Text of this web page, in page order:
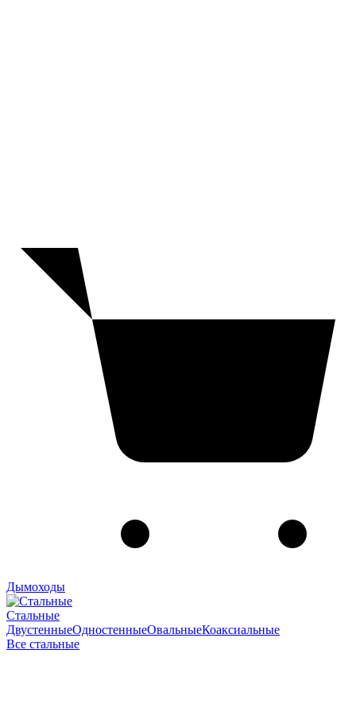
Дымоходы
Стальные
ДвустенныеОдностенныеОвальныеКоаксиальные
Все стальные